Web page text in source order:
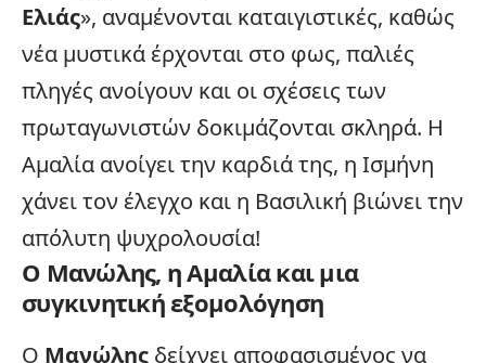
Ελιάς», αναμένονται καταιγιστικές, καθώς
νέα μυστικά έρχονται στο φως, παλιές
πληγές ανοίγουν και οι σχέσεις των
πρωταγωνιστών δοκιμάζονται σκληρά. Η
Αμαλία ανοίγει την καρδιά της, η Ισμήνη
χάνει τον έλεγχο και η Βασιλική βιώνει την
απόλυτη ψυχρολουσία!
Ο Μανώλης, η Αμαλία και μια
συγκινητική εξομολόγηση
Ο Μανώλης δείχνει αποφασισμένος να